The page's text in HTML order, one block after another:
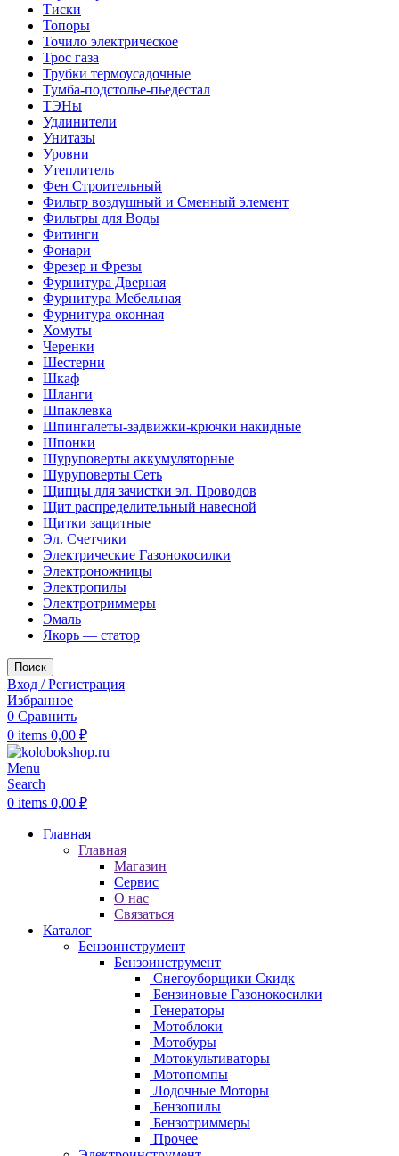
Тиски
Топоры
Точило электрическое
Трос газа
Трубки термоусадочные
Тумба-подстолье-пьедестал
ТЭНы
Удлинители
Унитазы
Уровни
Утеплитель
Фен Строительный
Фильтр воздушный и Сменный элемент
Фильтры для Воды
Фитинги
Фонари
Фрезер и Фрезы
Фурнитура Дверная
Фурнитура Мебельная
Фурнитура оконная
Хомуты
Черенки
Шестерни
Шкаф
Шланги
Шпаклевка
Шпингалеты-задвижки-крючки накидные
Шпонки
Шуруповерты аккумуляторные
Шуруповерты Сеть
Щипцы для зачистки эл. Проводов
Щит распределительный навесной
Щитки защитные
Эл. Счетчики
Электрические Газонокосилки
Электроножницы
Электропилы
Электротриммеры
Эмаль
Якорь — статор
Поиск
Вход / Регистрация
Избранное
0 Сравнить
0 items 0,00 ₽
Menu
Search
0 items 0,00 ₽
Главная
Главная
Магазин
Сервис
О нас
Связаться
Каталог
Бензоинструмент
Бензоинструмент
Снегоуборщики Скидк
Бензиновые Газонокосилки
Генераторы
Мотоблоки
Мотобуры
Мотокультиваторы
Мотопомпы
Лодочные Моторы
Бензопилы
Бензотриммеры
Прочее